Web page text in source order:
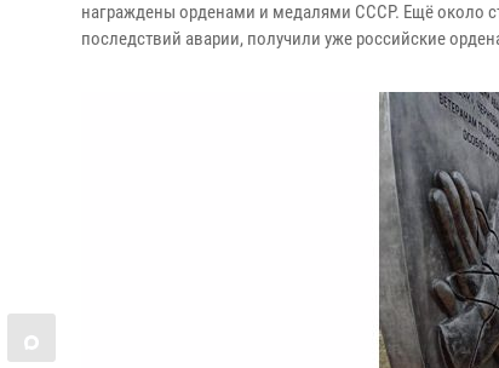
награждены орденами и медалями СССР. Ещё около
последствий аварии, получили уже российские